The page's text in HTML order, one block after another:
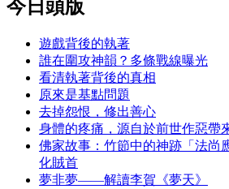
今日頭版
遊戲背後的執著
誰在圍攻神韻？多條戰線曝光
看清執著背後的真相
原來是基點問題
去掉怨恨，修出善心
身體的疼痛，源自於前世作惡帶
佛家故事：竹節中的神跡「法尚
化賊首
夢非夢——解讀李賀《夢天》